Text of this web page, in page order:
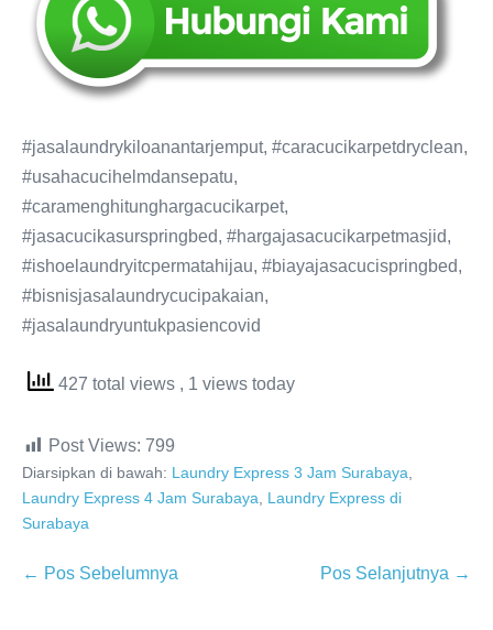
#jasalaundrykiloanantarjemput, #caracucikarpetdryclean,
#usahacucihelmdansepatu,
#caramenghitunghargacucikarpet,
#jasacucikasurspringbed, #hargajasacucikarpetmasjid,
#ishoelaundryitcpermatahijau, #biayajasacucispringbed,
#bisnisjasalaundrycucipakaian,
#jasalaundryuntukpasiencovid
427 total views , 1 views today
Post Views: 799
Diarsipkan di bawah: Laundry Express 3 Jam Surabaya
Laundry Express 4 Jam Surabaya
Laundry Express di
Surabaya
Navigasi
← Pos Sebelumnya Pos Selanjutnya →